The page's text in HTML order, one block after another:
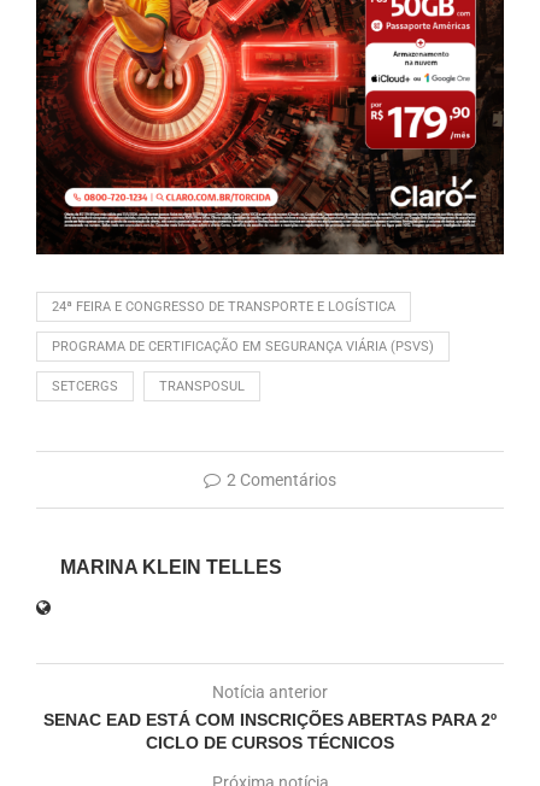
24ª FEIRA E CONGRESSO DE TRANSPORTE E LOGÍSTICA
PROGRAMA DE CERTIFICAÇÃO EM SEGURANÇA VIÁRIA (PSVS)
SETCERGS TRANSPOSUL
2 Comentários
MARINA KLEIN TELLES
Notícia anterior
SENAC EAD ESTÁ COM INSCRIÇÕES ABERTAS PARA 2º
CICLO DE CURSOS TÉCNICOS